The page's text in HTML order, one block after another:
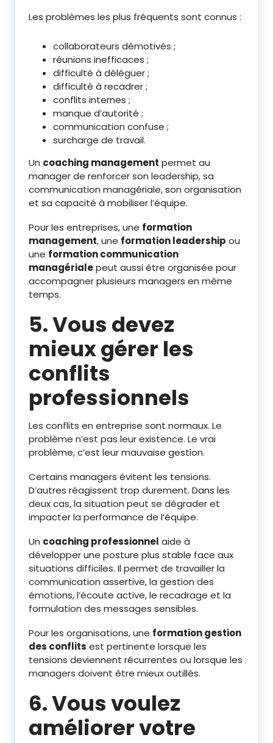
Les problèmes les plus fréquents sont connus :
collaborateurs démotivés ;
réunions inefficaces ;
difficulté à déléguer ;
difficulté à recadrer ;
conflits internes ;
manque d’autorité ;
communication confuse ;
surcharge de travail.
Un coaching management permet au
manager de renforcer son leadership, sa
communication managériale, son organisation
et sa capacité à mobiliser l’équipe.
Pour les entreprises, une formation
management, une formation leadership ou
une formation communication
managérialepeut aussi être organisée pour
accompagner plusieurs managers en même
temps.
5. Vous devez
mieux gérer les
conflits
professionnels
Les conflits en entreprise sont normaux. Le
problème n’est pas leur existence. Le vrai
problème, c’est leur mauvaise gestion.
Certains managers évitent les tensions.
D’autres réagissent trop durement. Dans les
deux cas, la situation peut se dégrader et
impacter la performance de l’équipe.
Un coaching professionnel aide à
développer une posture plus stable face aux
situations difficiles. Il permet de travailler la
communication assertive, la gestion des
émotions, l’écoute active, le recadrage et la
formulation des messages sensibles.
Pour les organisations, une formation gestion
des conflits est pertinente lorsque les
tensions deviennent récurrentes ou lorsque les
managers doivent être mieux outillés.
6. Vous voulez
améliorer votre